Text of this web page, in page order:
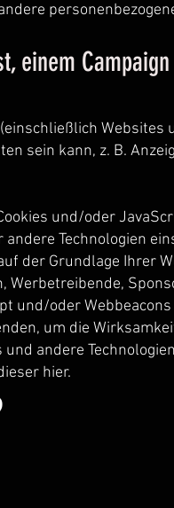
einem
Websites
sein kann, z. B.
und/oder
Technologien
der Grundlage Ihrer
und/oder
um die
andere
hier.